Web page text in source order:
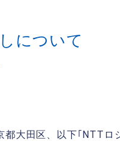
について
大田区、以下｢NTTロ